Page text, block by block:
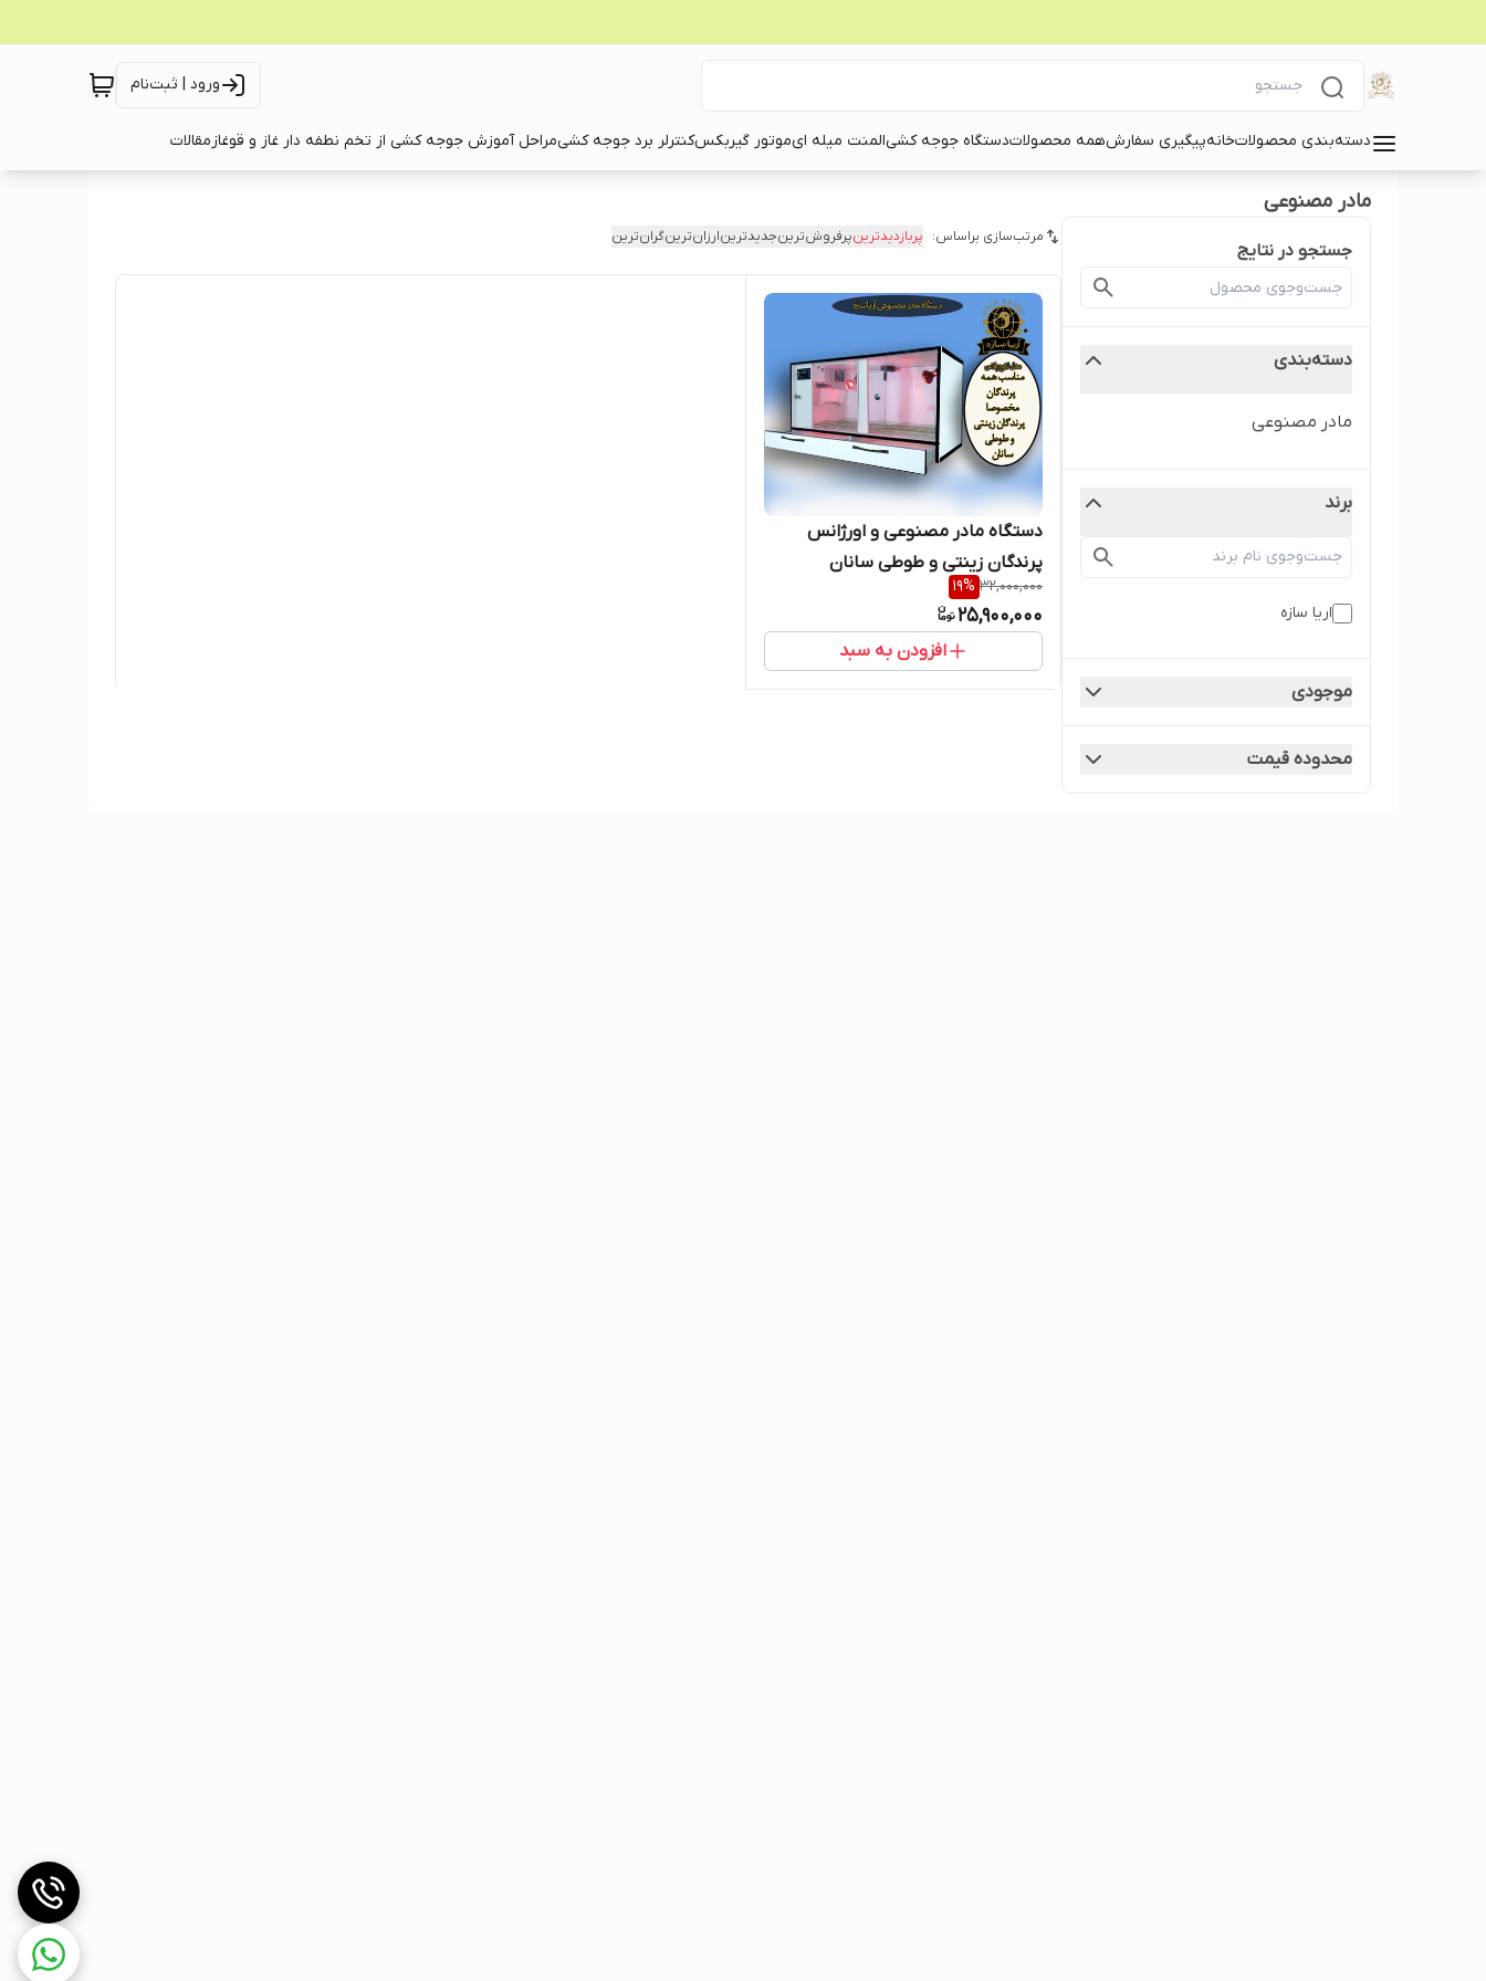
ورود | ثبت‌نام
دسته‌بندی محصولاتخانهپیگیری سفارشهمه محصولاتدستگاه جوجه کشیالمنت میله ایموتور گیربکسکنترلر برد جوجه کشیمراحل آموزش جوجه کشی از تخم نطفه دار غاز و قوغازمقالات
مادر مصنوعی
جستجو در نتایج
دسته‌بندی
مادر مصنوعی
برند
اریا سازه
موجودی
محدوده قیمت
مرتب‌سازی براساس: پربازدیدترینپرفروش‌ترینجدیدترینارزان‌ترینگران‌ترین
دستگاه مادر مصنوعی و اورژانس
پرندگان زینتی و طوطی سانان
32,000,000
19%
25,900,000
افزودن به سبد